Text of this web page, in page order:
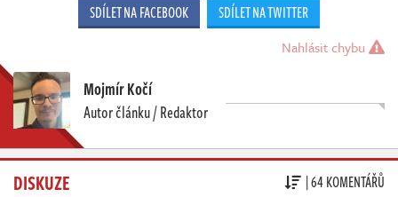
SDÍLET NA FACEBOOK SDÍLET NA TWITTER
Nahlásit chybu
Mojmír Kočí
Autor článku / Redaktor
DISKUZE | 64 KOMENTÁŘŮ